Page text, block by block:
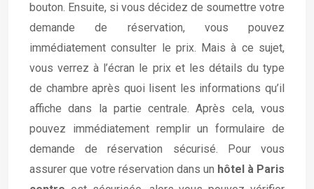
bouton. Ensuite, si vous décidez de soumettre votre
demande de réservation, vous pouvez
immédiatement consulter le prix. Mais à ce sujet,
vous verrez à l’écran le prix et les détails du type
de chambre après quoi lisent les informations qu’il
affiche dans la partie centrale. Après cela, vous
pouvez immédiatement remplir un formulaire de
demande de réservation sécurisé. Pour vous
assurer que votre réservation dans un hôtel à Paris